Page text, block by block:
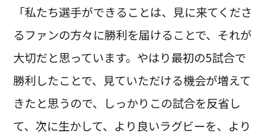
「私たち選手ができることは、見に来てくださ
るファンの方々に勝利を届けることで、それが
大切だと思っています。やはり最初の5試合で
勝利したことで、見ていただける機会が増えて
きたと思うので、しっかりこの試合を反省し
て、次に生かして、より良いラグビーを、より